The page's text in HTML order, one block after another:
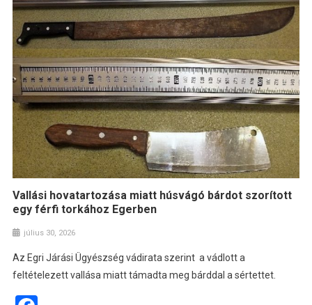
Vallási hovatartozása miatt húsvágó bárdot szorított
egy férfi torkához Egerben
július 30, 2026
Az Egri Járási Ügyészség vádirata szerint a vádlott a
feltételezett vallása miatt támadta meg bárddal a sértettet.